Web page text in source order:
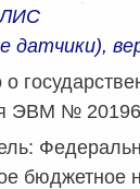
датчики),
ЭВМ №
бюджетное